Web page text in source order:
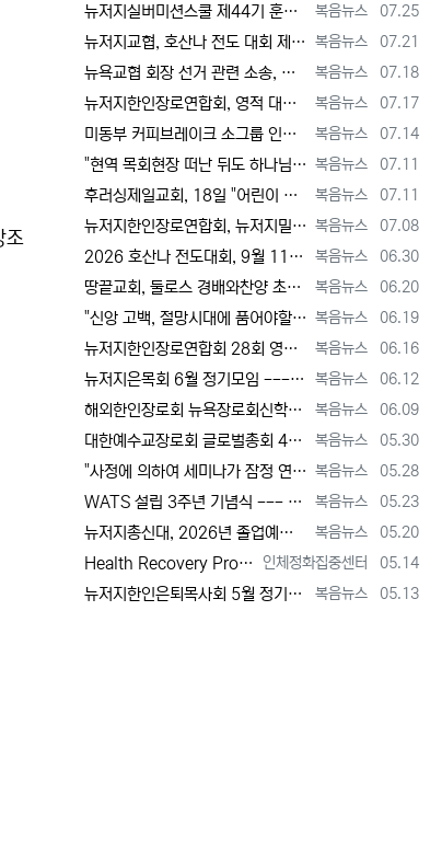
조
등록자
복음뉴스 등록일
07.25
뉴저지실버미션스쿨 제44기 훈련생 모집 안내 ==> https://www.bogeumnews.com/gnu54/bbs/board.php?bo_t…
등록자
복음뉴스 등록일
07.21
뉴저지교협, 호산나 전도 대회 제2차 준비 기도회 --- "사람이 아니라 하나님께서 일하신다" [2026년 7월 21일 화요일 자 뉴욕일보 기사…
등록자
복음뉴스 등록일
07.18
뉴욕교협 회장 선거 관련 소송, 청구인 측 "법원 조속한 결정과 심리ㅜ 요청" [2026년 7월 18일 토요일 자 뉴욕일보 기사] ==> htt…
등록자
복음뉴스 등록일
07.17
뉴저지한인장로연합회, 영적 대각성 기도회 --- "우리의 기준은 하나님 말씀" [2026년 7월 17일 금요일 자 뉴욕일보 기사] ==> htt…
등록자
복음뉴스 등록일
07.14
미동부 커피브레이크 소그룹 인도자 워크숍 8월 15일 더바인교회 + 필그림선교교회서 [2026년 7월 14일 화요일 자 뉴욕일보 기사] ==> …
등록자
복음뉴스 등록일
07.11
"현역 목회현장 떠난 뒤도 하나님 능력 + 은혜 다음 세대에 전하는 사명 계속" [2026년 7월 11일일 토요일 자 뉴욕일보 기사] ==> …
등록자
복음뉴스 등록일
07.11
후러싱제일교회, 18일 "어린이 천국" 만든다 [2026년 7월 11일 토요일 자 뉴욕일보 기사] ==> https://www.bogeumnew…
등록자
복음뉴스 등록일
07.08
뉴저지한인장로연합회, 뉴저지밀알선교단 방문 --- 장애우들에게 점심 식사 제공 + 사랑의 후원금 [2026년 7월 8일 수요일 자 뉴욕일보 기사…
등록자
복음뉴스 등록일
06.30
2026 호산나 전도대회, 9월 11일(금)부터 13일(주일)까지 뉴저지하베스트교회에서 [2026년 6월 30일 화요일 자 뉴욕일보 기사] ==…
등록자
복음뉴스 등록일
06.20
땅끝교회, 둘로스 경배와찬양 초청 찬양집회 --- "참행복은 주님께 쓰임 받는 것" [2026년 6월 20일 토요일 자 뉴욕일보 기사] ==> …
등록자
복음뉴스 등록일
06.19
"신앙 고백, 절망시대에 품어야할 희망, 마지막까지 하나님 손에 붙들려 쓰임 받고자 하는 삶의 의미" [2026년 6월 19일 금요일 자 뉴욕일…
등록자
복음뉴스 등록일
06.16
뉴저지한인장로연합회 28회 영적 대각성 기도회 [2026년 6월 16일 화요일 자 뉴욕일보 기사] ==> https://www.bogeumnew…
등록자
복음뉴스 등록일
06.12
뉴저지은목회 6월 정기모임 --- 강원호 목사, "복음은 구원, 구원의 목적은 하나님 나라의 삶" [2026년 6월 12일 금요일 자 뉴역일보 …
등록자
복음뉴스 등록일
06.09
해외한인장로회 뉴욕장로회신학대학(원), 40회 졸업감사예배 및 학위수여식 [2026년 6월 9일 화요일 자 뉴욕일보 기사] ==> https:/…
등록자
복음뉴스 등록일
05.30
대한예수교장로회 글로벌총회 48회 정기총회 --- "진리 위에 굳게 서서 복음으로 세상 정복하라" [2026년 5월 30일 토요일 자 뉴욕일보 …
등록자
복음뉴스 등록일
05.28
"사정에 의하여 세미나가 잠정 연기되었다"고 합니다. 착오 없으시기 바랍니다.
등록자
복음뉴스 등록일
05.23
WATS 설립 3주년 기념식 --- 천국 복음 전파와 영적 지도자 양성 사명 재확인 [2026년 5월 23일 토요일 자 뉴욕일보 기사] ==> …
등록자
복음뉴스 등록일
05.20
뉴저지총신대, 2026년 졸업예배 및 학위 수여식 --- "절업장은 학교가 주지만, 위임장은 주님이 주신다" [2026년 5월 20일 수요일 …
등록자
인체정화집중센터 등록일
05.14
Health Recovery Program 인체정화 집중센터 Health Recovery Program이 태어난 배경은 단순히 하나의 건강…
등록자
복음뉴스 등록일
05.13
뉴저지한인은퇴목사회 5월 정기모임 --- "천국 갈 준비되셨나요?" [2026년 5월 13일 수요일 자 뉴욕일보 기사] ==> https://w…